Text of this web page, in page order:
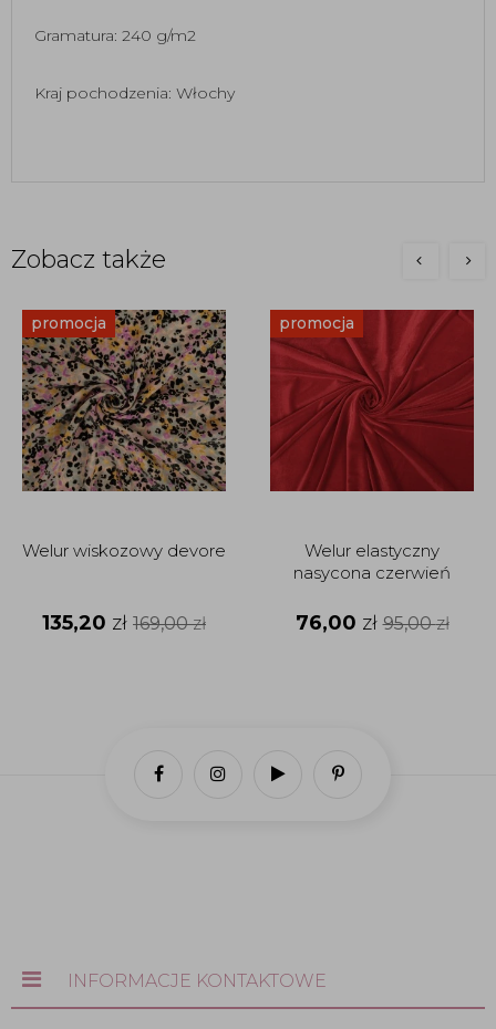
Gramatura: 240 g/m2
Kraj pochodzenia: Włochy
Zobacz także
promocja
Welur wiskozowy devore
135,20 zł 169,00zł
promocja
Welur elastyczny
nasycona czerwień
76,00 zł 95,00zł
INFORMACJE KONTAKTOWE